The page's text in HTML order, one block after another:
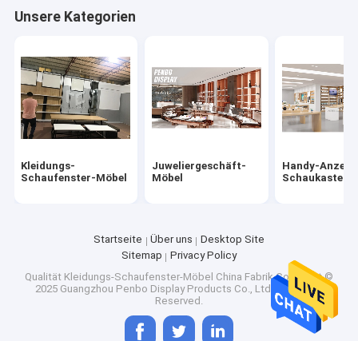
Unsere Kategorien
Kleidungs-
Schaufenster-Möbel
Juweliergeschäft-
Möbel
Handy-
Schaukasten
Startseite Über uns
Desktop Site
Sitemap
Privacy Policy
Qualität Kleidungs-Schaufenster-Möbel China Fabrik.Copyright ©
2025 Guangzhou Penbo Display Products Co., Ltd.. All Rights
Reserved.